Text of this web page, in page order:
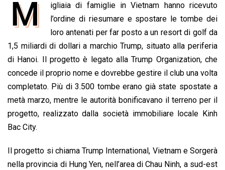
e
o
o
k
a
t
s
A
p
p
n
k
e
d
I
n
r
e
a
d
s
a
i
l
p
y
L
i
n
k
i
n
t
M
igliaia di famiglie in Vietnam hanno ricevuto
l’ordine di riesumare e spostare le tombe dei
loro antenati per far posto a un resort di golf da
1,5 miliardi di dollari a marchio Trump, situato alla periferia
di Hanoi. Il progetto è legato alla Trump Organization, che
concede il proprio nome e dovrebbe gestire il club una volta
completato. Più di 3.500 tombe erano già state spostate a
metà marzo, mentre le autorità bonificavano il terreno per il
progetto, realizzato dalla società immobiliare locale Kinh
Bac City.
Il progetto si chiama Trump International, Vietnam e Sorgerà
nella provincia di Hung Yen, nell’area di Chau Ninh, a sud-est